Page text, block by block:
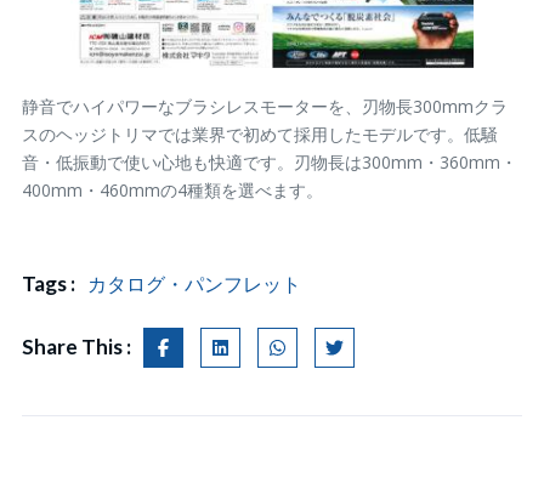
静音でハイパワーなブラシレスモーターを、刃物長300mmクラ
スのヘッジトリマでは業界で初めて採用したモデルです。低騒
音・低振動で使い心地も快適です。刃物長は300mm・360mm・
400mm・460mmの4種類を選べます。
Tags : カタログ・パンフレット
Share This :